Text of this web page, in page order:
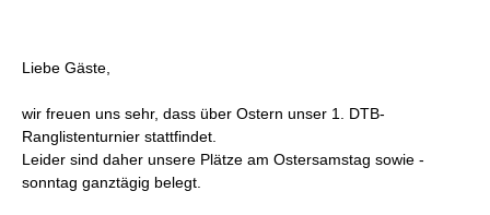
Liebe Gäste,
wir freuen uns sehr, dass über Ostern unser 1. DTB-
Ranglistenturnier stattfindet.
Leider sind daher unsere Plätze am Ostersamstag sowie -
sonntag ganztägig belegt.